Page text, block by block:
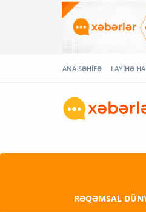
ANA SƏHİFƏ LAYİHƏ
RƏQƏMSAL